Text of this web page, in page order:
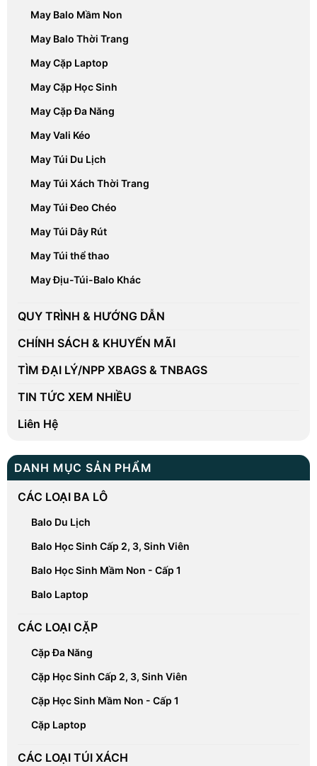
May Balo Mầm Non
May Balo Thời Trang
May Cặp Laptop
May Cặp Học Sinh
May Cặp Đa Năng
May Vali Kéo
May Túi Du Lịch
May Túi Xách Thời Trang
May Túi Đeo Chéo
May Túi Dây Rút
May Túi thể thao
May Địu-Túi-Balo Khác
QUY TRÌNH & HƯỚNG DẪN
CHÍNH SÁCH & KHUYẾN MÃI
TÌM ĐẠI LÝ/NPP XBAGS & TNBAGS
TIN TỨC XEM NHIỀU
Liên Hệ
DANH MỤC SẢN PHẨM
CÁC LOẠI BA LÔ
Balo Du Lịch
Balo Học Sinh Cấp 2, 3, Sinh Viên
Balo Học Sinh Mầm Non - Cấp 1
Balo Laptop
CÁC LOẠI CẶP
Cặp Đa Năng
Cặp Học Sinh Cấp 2, 3, Sinh Viên
Cặp Học Sinh Mầm Non - Cấp 1
Cặp Laptop
CÁC LOẠI TÚI XÁCH